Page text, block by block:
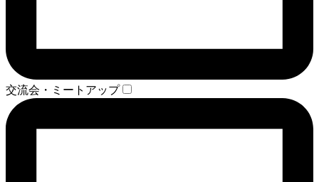
交流会・ミートアップ